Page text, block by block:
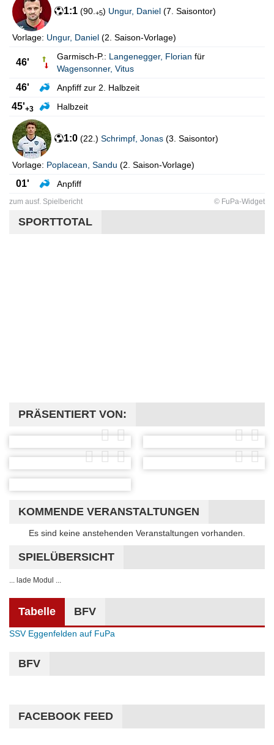
1:1 (90. +5) Ungur, Daniel (7. Saisontor)
Vorlage: Ungur, Daniel (2. Saison-Vorlage)
46'
Garmisch-P.: Langenegger, Florian für
Wagensonner, Vitus
46' Anpfiff zur 2. Halbzeit
45'+3 Halbzeit
1:0 (22. ) Schrimpf Jonas (3. Saisontor)
Vorlage: Poplacean Sandu (2. Saison-Vorlage)
01' Anpfiff
zum ausf. Spielbericht © FuPa-Widget
SPORTTOTAL
PRÄSENTIERT VON:
KOMMENDE VERANSTALTUNGEN
Hinweis
Es sind keine anstehenden Veranstaltungen vorhanden.
SPIELÜBERSICHT
... lade Modul ...
Tabelle BFV
SSV Eggenfelden auf FuPa
BFV
FACEBOOK FEED